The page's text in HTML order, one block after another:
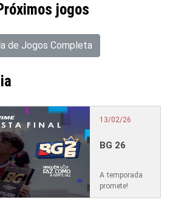
jogos
de Jogos Completa
13/02/26
BG 26
A temporada
promete!